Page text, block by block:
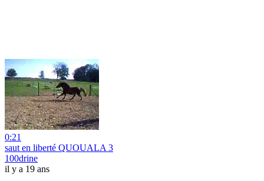
0:21
saut en liberté QUOUALA 3
100drine
il y a 19 ans